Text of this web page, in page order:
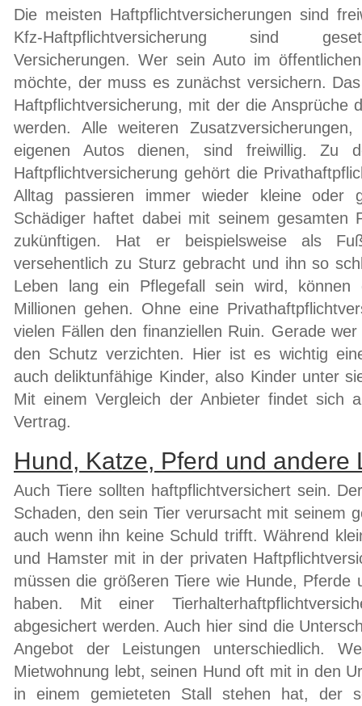
Die meisten Haftpflichtversicherungen sind
Kfz-Haftpflichtversicherung sind
Versicherungen. Wer sein Auto im
möchte, der muss es zunächst versichern.
Haftpflichtversicherung, mit der die Ansprüche
werden. Alle weiteren
eigenen Autos dienen, sind freiwillig. Zu
Haftpflichtversicherung gehört die
Alltag passieren immer wieder kleine oder
Schädiger haftet dabei mit seinem gesamten
zukünftigen. Hat er beispielsweise als
versehentlich zu Sturz gebracht und ihn so
Leben lang ein Pflegefall sein wird,
Millionen gehen. Ohne eine
vielen Fällen den finanziellen Ruin. Gerade
den Schutz verzichten. Hier ist es wichtig
auch deliktunfähige Kinder, also Kinder unter
Mit einem Vergleich der Anbieter findet sich
Vertrag.
Hund, Katze, Pferd und andere
Auch Tiere sollten haftpflichtversichert sein.
Schaden, den sein Tier verursacht mit seinem
auch wenn ihn keine Schuld trifft. Während
und Hamster mit in der privaten
müssen die größeren Tiere wie Hunde, Pferde
haben. Mit einer
abgesichert werden. Auch hier sind die
Angebot der Leistungen unterschiedlich.
Mietwohnung lebt, seinen Hund oft mit in den
in einem gemieteten Stall stehen hat, der